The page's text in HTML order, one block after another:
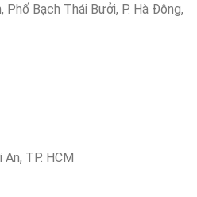
Bạch Thái Bưởi, P. Hà Đông,
TP. HCM